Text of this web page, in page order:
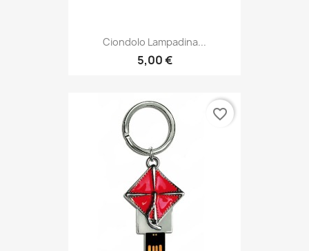
Ciondolo Lampadina...
5,00 €
favorite_border